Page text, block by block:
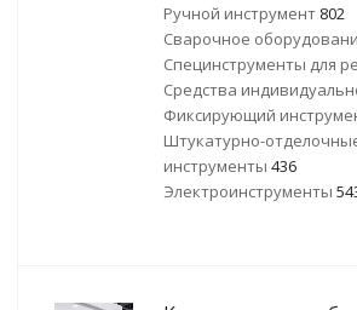
Ручной инструмент 802
Сварочное
Специнструменты для
Средства
Фиксирующий
Штукатурно-
инструменты 436
Электроинструменты